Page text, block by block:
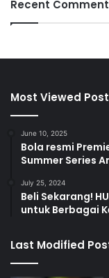
Recent
Most Viewed
June 10, 2025
Bola resmi
Summer Series
July 25, 2024
Beli Sekarang!
untuk Berbagai
Last Modified